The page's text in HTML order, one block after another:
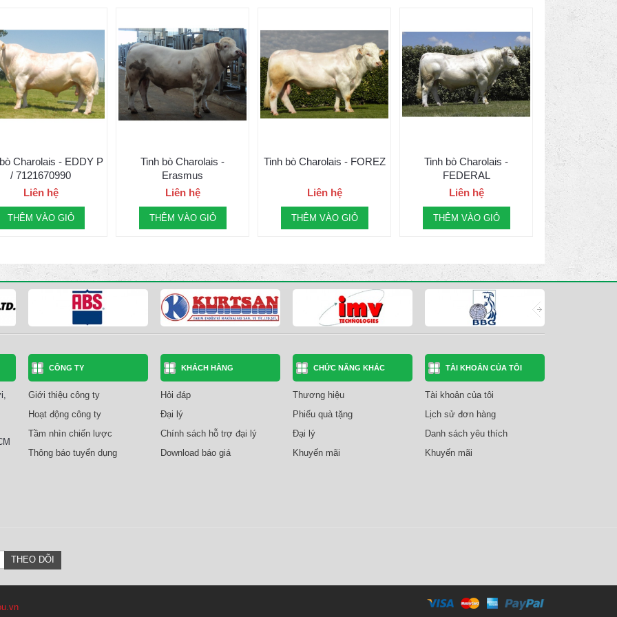
Charolais - EDDY P
/ 7121670990
Liên hệ
THÊM VÀO GIỎ
Tinh bò Charolais -
Erasmus
Liên hệ
THÊM VÀO GIỎ
Tinh bò Charolais - FOREZ
Liên hệ
THÊM VÀO GIỎ
Tinh bò Charolais -
FEDERAL
Liên hệ
THÊM VÀO GIỎ
CÔNG TY
Giới thiệu công ty
Hoạt động công ty
Tầm nhìn chiến lược
Thông báo tuyển dụng
KHÁCH HÀNG
Hỏi đáp
Đại lý
Chính sách hỗ trợ đại lý
Download báo giá
CHỨC NĂNG KHÁC
Thương hiệu
Phiếu quà tặng
Đại lý
Khuyến mãi
TÀI KHOẢN CỦA TÔI
Tài khoản của tôi
Lịch sử đơn hàng
Danh sách yêu thích
Khuyến mãi